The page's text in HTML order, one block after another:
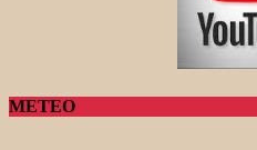
METEO